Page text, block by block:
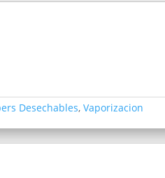
Desechables, Vaporizacion